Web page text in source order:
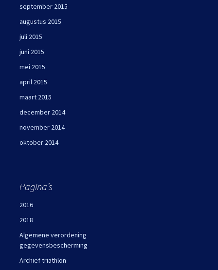
september 2015
augustus 2015
juli 2015
juni 2015
mei 2015
april 2015
maart 2015
december 2014
november 2014
oktober 2014
Pagina’s
2016
2018
Algemene verordening
gegevensbescherming
Archief triathlon